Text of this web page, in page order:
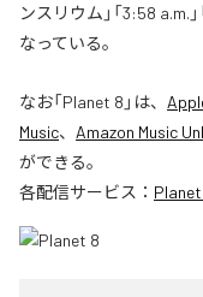
ンスリウム」「3:58 a.m.
なっている。
なお「Planet 8 」は、
Music、 Amazon Music
ができる。
各配信サービス：